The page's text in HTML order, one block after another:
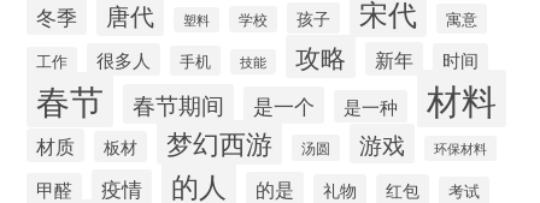
冬季 唐代 塑料 学校 孩子 宋代 寓意
工作 很多人 手机 技能 攻略 新年 时间
春节 春节期间 是一个 是一种 材料
材质 板材 梦幻西游 汤圆 游戏 环保材料
甲醛 疫情 的人 的是 礼物 红包 考试